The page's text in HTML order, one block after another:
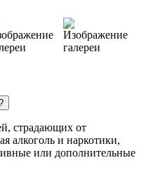
страдающих от
алкоголь и наркотики,
или дополнительные